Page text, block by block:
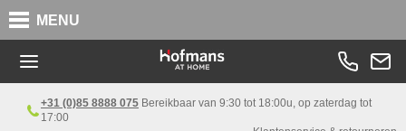
MENU
+31 (0)85 8888 075 Bereikbaar van 9:30 tot 18:00u, op zaterdag tot
17:00